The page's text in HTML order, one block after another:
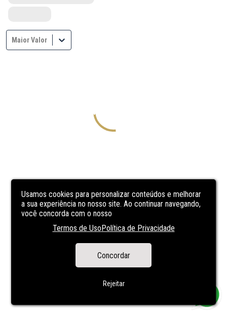
Usamos cookies para personalizar conteúdos e melhorar
a sua experiência no nosso site. Ao continuar navegando,
você concorda com o nosso
Termos de UsoPolítica de Privacidade
Concordar
Rejeitar
Maior Valor